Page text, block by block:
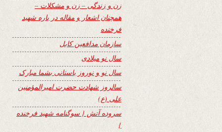
زن و زندگی – زن و مشکلات –
همچنان اشعار و مقاله در باره شهید
فرخنده
سازمان مدافعین کابل
سال نو میلادی
سال نو و نوروز باستانی بشما مبارک
سالروز شهادت حضرت امیرالمؤمنین
علی (ع)
سروده آتش { سوگنامه شهید فرخنده
}